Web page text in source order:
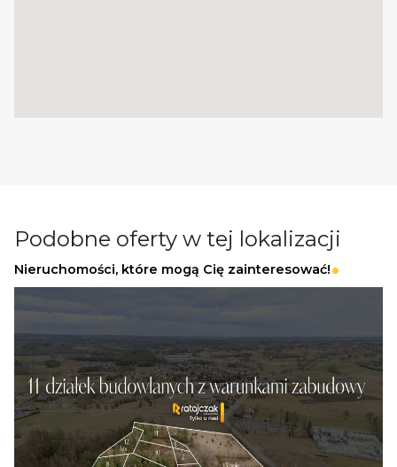
Podobne oferty w tej lokalizacji
Nieruchomości, które mogą Cię zainteresować!